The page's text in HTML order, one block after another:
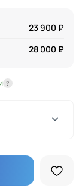
23 900 ₽
28 000 ₽
?